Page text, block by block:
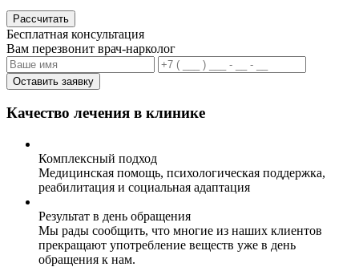
Рассчитать
Бесплатная консультация
Вам перезвонит врач-нарколог
Оставить заявку
Качество лечения в клинике
Комплексный подход
Медицинская помощь, психологическая поддержка,
реабилитация и социальная адаптация
Результат в день обращения
Мы рады сообщить, что многие из наших клиентов
прекращают употребление веществ уже в день
обращения к нам.